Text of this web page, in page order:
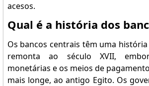
acesos.
Qual é a história dos
Os bancos centrais têm uma
remonta ao século XVII,
monetárias e os meios de
mais longe, ao antigo Egito. Os